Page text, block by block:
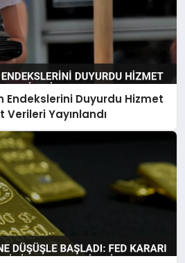
Endekslerini Duyurdu Hizmet
Yayınlandı